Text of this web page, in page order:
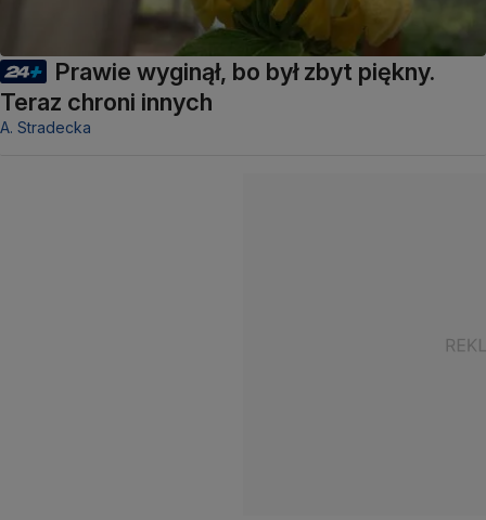
Prawie wyginął, bo był zbyt piękny.
Teraz chroni innych
A. Stradecka